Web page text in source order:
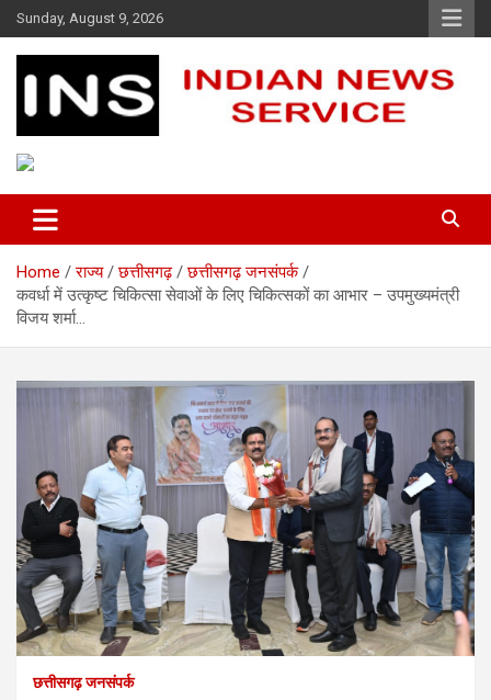
Skip
to
content
Sunday, August 9, 2026
Indian News Service
Home राज्य छत्तीसगढ़
छत्तीसगढ़ जनसंपर्क
कवर्धा में उत्कृष्ट चिकित्सा सेवाओं के लिए चिकित्सकों का आभार – उपमुख्यमंत्री
विजय शर्मा…
छत्तीसगढ़ जनसंपर्क